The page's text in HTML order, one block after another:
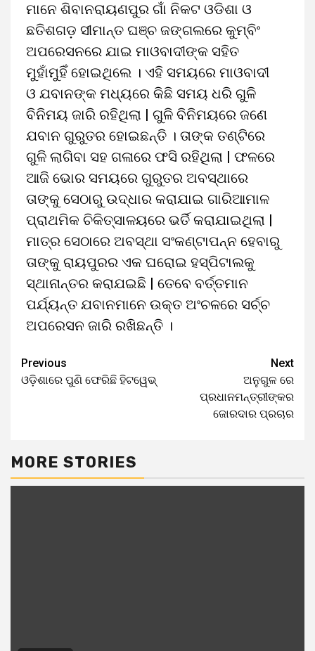
ମାନେ ଶିବାନରାୟଣପୁର ଗାଁ ନିକଟ ଓଡିଶା ଓ
ଛତିଶଗଡ଼ ସୀମାନ୍ତ ଘଞ୍ଚ ଜଙ୍ଗଲରେ କୁମ୍ବିଂ
ଅପରେସନରେ ଯାଇ ମାଓବାଦୀଙ୍କ ସହିତ
ମୁହାଁମୁହିଁ ହୋଇଥିଲେ । ଏହି ସମୟରେ ମାଓବାଦୀ
ଓ ଯବାନଙ୍କ ମଧ୍ୟରେ କିଛି ସମୟ ଧରି ଗୁଳି
ବିନିମୟ ଜାରି ରହିଥିଲା | ଗୁଳି ବିନିମୟରେ ଜଣେ
ଯବାନ ଗୁରୁତର ହୋଇଛନ୍ତି । ତାଙ୍କ ତଣ୍ଟିରେ
ଗୁଳି ଲାଗିବା ସହ ଗଳାରେ ଫସି ରହିଥିଲା | ଫଳରେ
ଆଜି ଭୋର ସମୟରେ ଗୁରୁତର ଅବସ୍ଥାରେ
ତାଙ୍କୁ ସେଠାରୁ ଉଦ୍ଧାର କରାଯାଇ ଗାରିଆମାଳ
ପ୍ରାଥମିକ ଚିକିତ୍ସାଳୟରେ ଭର୍ତି କରାଯାଇଥିଲା |
ମାତ୍ର ସେଠାରେ ଅବସ୍ଥା ସଂକଣ୍ଟାପନ୍ନ ହେବାରୁ
ତାଙ୍କୁ ରାୟପୁରର ଏକ ଘରୋଇ ହସ୍ପିଟାଲକୁ
ସ୍ଥାନାନ୍ତର କରାଯଇଛି | ତେବେ ବର୍ତ୍ତମାନ
ପର୍ଯ୍ୟନ୍ତ ଯବାନମାନେ ଉକ୍ତ ଅଂଚଳରେ ସର୍ଚ୍ଚ
ଅପରେସନ ଜାରି ରଖିଛନ୍ତି ।
Previous
ଓଡ଼ିଶାରେ ପୁଣି ଫେରିଛି ହିଟୱେଭ୍
Next
ଅନୁଗୁଳ ରେ
ପ୍ରଧାନମନ୍ତ୍ରୀଙ୍କର
ଜୋରଦାର ପ୍ରଚାର
MORE STORIES